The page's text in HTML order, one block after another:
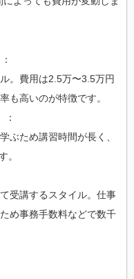
。費用は2.5万〜3.5万円
も高いのが特徴です。
ぶため講習時間が長く、
。
受講するスタイル。仕事
め事務手数料などで数千